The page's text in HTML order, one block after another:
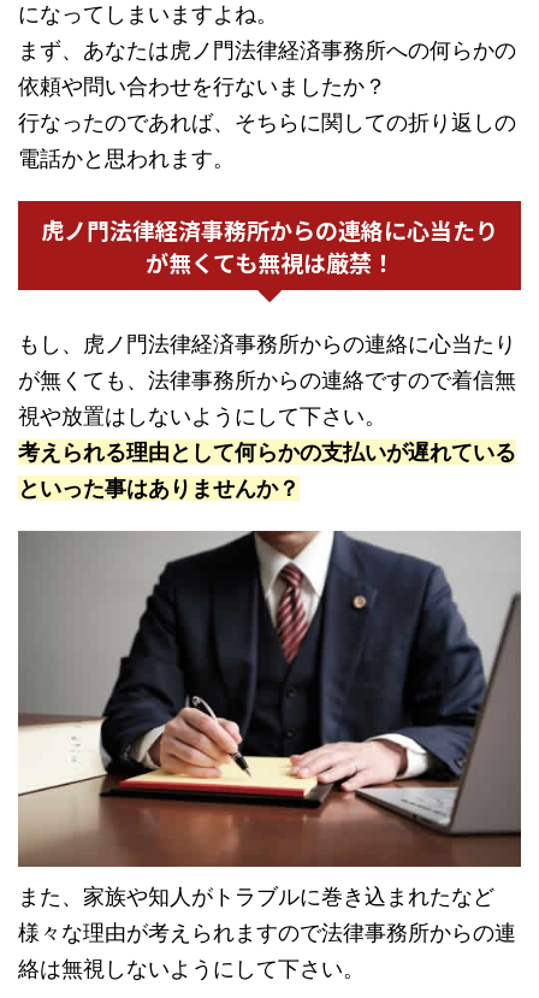
になってしまいますよね。
まず、あなたは虎ノ門法律経済事務所への何らかの
依頼や問い合わせを行ないましたか？
行なったのであれば、そちらに関しての折り返しの
電話かと思われます。
虎ノ門法律経済事務所からの連絡に心当たり
が無くても無視は厳禁！
もし、虎ノ門法律経済事務所からの連絡に心当たり
が無くても、法律事務所からの連絡ですので着信無
視や放置はしないようにして下さい。
考えられる理由として何らかの支払いが遅れている
といった事はありませんか？
また、家族や知人がトラブルに巻き込まれたなど
様々な理由が考えられますので法律事務所からの連
絡は無視しないようにして下さい。